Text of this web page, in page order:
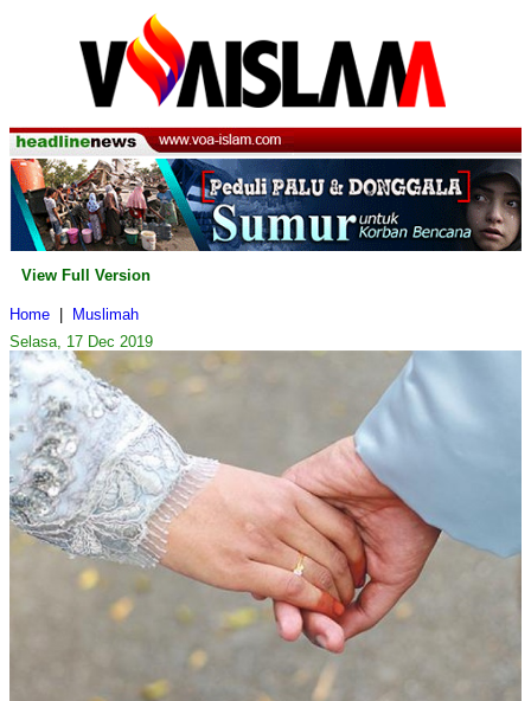
View Full Version
Home
Muslimah
Selasa, 17 Dec 2019